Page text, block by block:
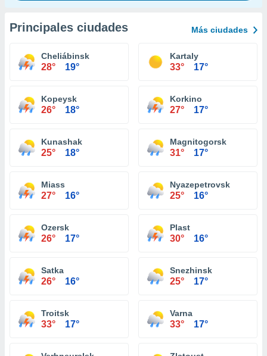
Principales ciudades Más ciudades
Cheliábinsk
28° 19°
Kartaly
33° 17°
Kopeysk
26° 18°
Korkino
27° 17°
Kunashak
25° 18°
Magnitogorsk
31° 17°
Miass
27° 16°
Nyazepetrovsk
25° 16°
Ozersk
26° 17°
Plast
30° 16°
Satka
26° 16°
Snezhinsk
25° 17°
Troitsk
33° 17°
Varna
33° 17°